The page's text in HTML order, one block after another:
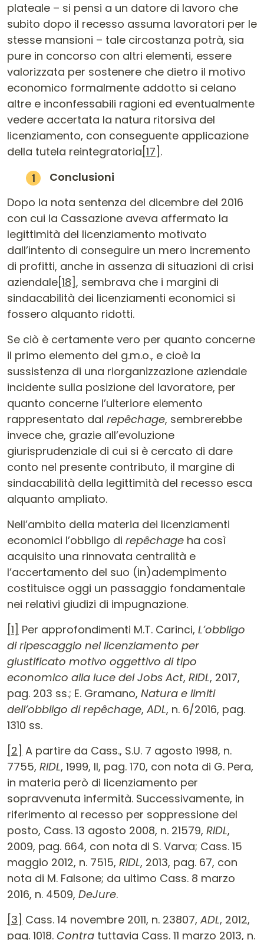
plateale – si pensi a un datore di lavoro che
subito dopo il recesso assuma lavoratori per le
stesse mansioni – tale circostanza potrà, sia
pure in concorso con altri elementi, essere
valorizzata per sostenere che dietro il motivo
economico formalmente addotto si celano
altre e inconfessabili ragioni ed eventualmente
vedere accertata la natura ritorsiva del
licenziamento, con conseguente applicazione
della tutela reintegratoria [17] .
Conclusioni
Dopo la nota sentenza del dicembre del 2016
con cui la Cassazione aveva affermato la
legittimità del licenziamento motivato
dall’intento di conseguire un mero incremento
di profitti, anche in assenza di situazioni di crisi
aziendale[18], sembrava che i margini di
sindacabilità dei licenziamenti economici si
fossero alquanto ridotti.
Se ciò è certamente vero per quanto concerne
il primo elemento del g.m.o., e cioè la
sussistenza di una riorganizzazione aziendale
incidente sulla posizione del lavoratore, per
quanto concerne l’ulteriore elemento
rappresentato dal repêchage, sembrerebbe
invece che, grazie all’evoluzione
giurisprudenziale di cui si è cercato di dare
conto nel presente contributo, il margine di
sindacabilità della legittimità del recesso esca
alquanto ampliato.
Nell’ambito della materia dei licenziamenti
economici l’obbligo di repêchage ha così
acquisito una rinnovata centralità e
l’accertamento del suo (in)adempimento
costituisce oggi un passaggio fondamentale
nei relativi giudizi di impugnazione.
[1] Per approfondimenti M.T. Carinci, L’obbligo
di ripescaggio nel licenziamento per
giustificato motivo oggettivo di tipo
economico alla luce del Jobs Act, RIDL, 2017,
pag. 203 ss.; E. Gramano, Natura e limiti
dell’obbligo di repêchage, ADL, n. 6/2016, pag.
1310 ss.
[2] A partire da Cass., S.U. 7 agosto 1998, n.
7755, RIDL, 1999, II, pag. 170, con nota di G. Pera,
in materia però di licenziamento per
sopravvenuta infermità. Successivamente, in
riferimento al recesso per soppressione del
posto, Cass. 13 agosto 2008, n. 21579, RIDL,
2009, pag. 664, con nota di S. Varva; Cass. 15
maggio 2012, n. 7515, RIDL, 2013, pag. 67, con
nota di M. Falsone; da ultimo Cass. 8 marzo
2016, n. 4509, DeJure.
[3] Cass. 14 novembre 2011, n. 23807, ADL, 2012,
pag. 1018. Contra tuttavia Cass. 11 marzo 2013, n.